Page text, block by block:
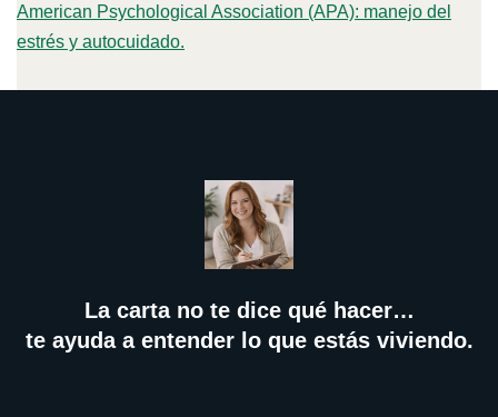
American Psychological Association (APA): manejo del
estrés y autocuidado.
La carta no te dice qué hacer…
te ayuda a entender lo que estás viviendo.